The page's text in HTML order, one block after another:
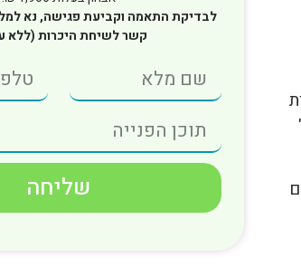
לבדיקת התאמה וקביעת פגישה, נא
קשר לשיחת היכרות (ללא
שליחה